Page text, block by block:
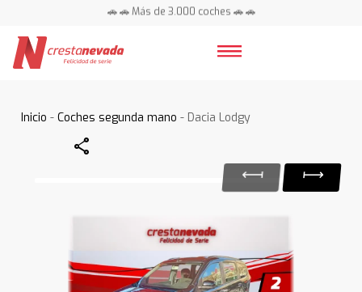
🚗 🚗 Más de 3.000 coches 🚗 🚗
Inicio -Coches segunda mano - Dacia Lodgy
Share